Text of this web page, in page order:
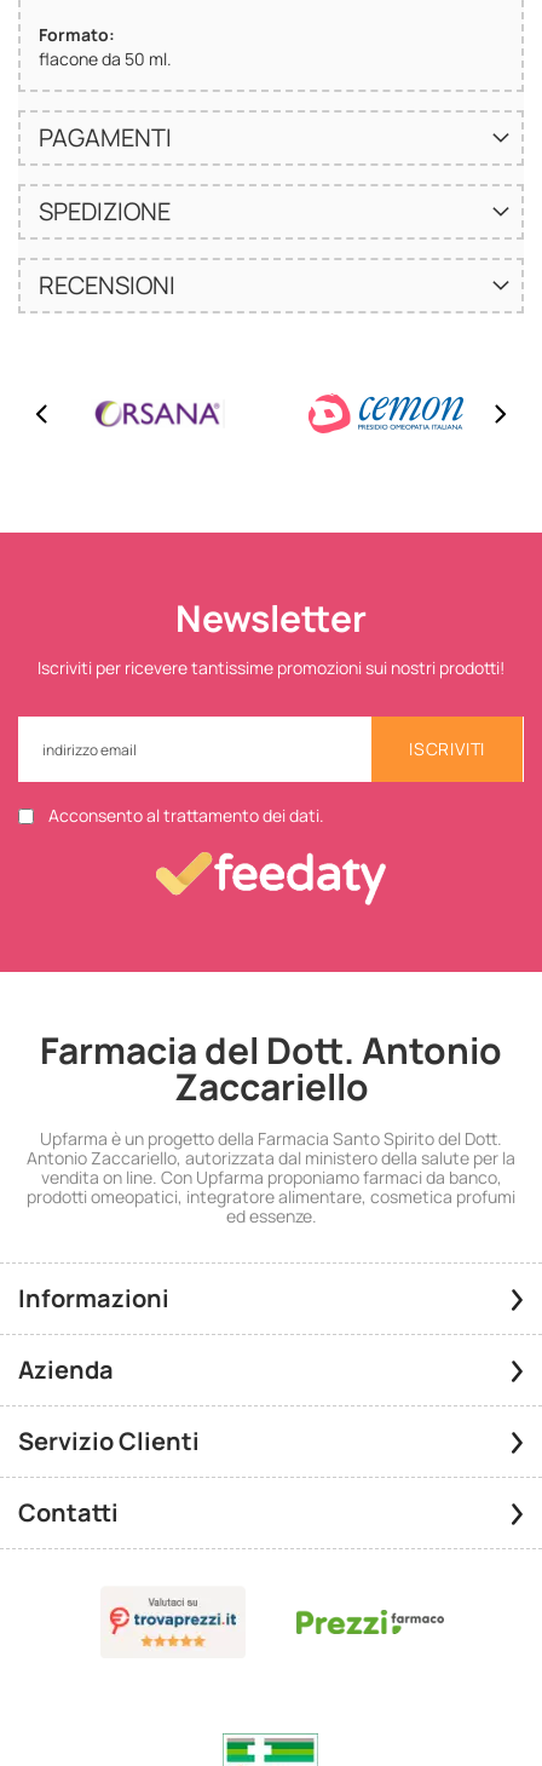
Formato:
flacone da 50 ml.
PAGAMENTI
SPEDIZIONE
RECENSIONI
Newsletter
Iscriviti per ricevere tantissime promozioni sui nostri prodotti!
ISCRIVITI
Acconsento al trattamento dei dati.
Farmacia del Dott. Antonio
Zaccariello
Upfarma è un progetto della Farmacia Santo Spirito del Dott.
Antonio Zaccariello, autorizzata dal ministero della salute per la
vendita on line. Con Upfarma proponiamo farmaci da banco,
prodotti omeopatici, integratore alimentare, cosmetica profumi
ed essenze.
Informazioni
Azienda
Servizio Clienti
Contatti